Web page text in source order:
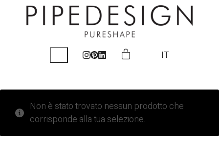
IT
Non è stato trovato nessun prodotto che
corrisponde alla tua selezione.